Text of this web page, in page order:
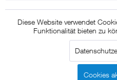
Zum
iPhone 11 Pro Max
Diese Website verwendet
Funktionalität bieten zu
Cookies